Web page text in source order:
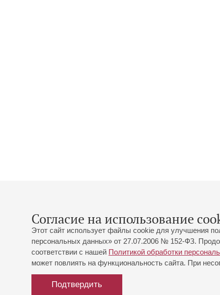
Согласие на использование
Этот сайт использует файлы cookie для улучшения
персональных данных» от 27.07.2006 № 152-ФЗ.
соответствии с нашей Политикой обработки
может повлиять на функциональность сайта. При
Подтвердить